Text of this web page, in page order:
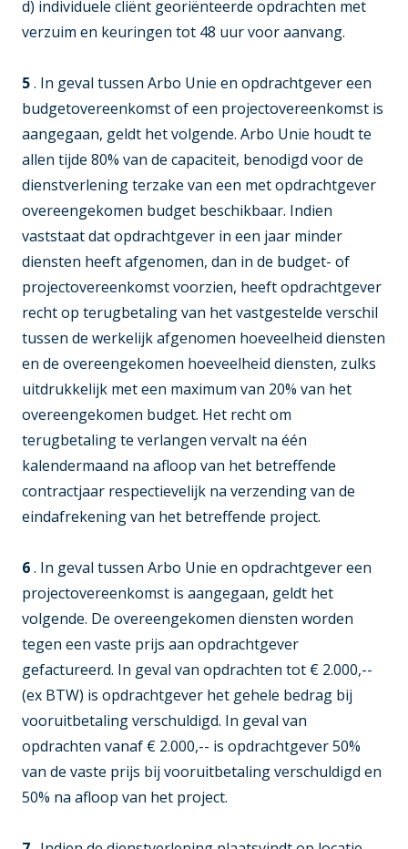
d) individuele cliënt georiënteerde opdrachten met
verzuim en keuringen tot 48 uur voor aanvang.
5. In geval tussen Arbo Unie en opdrachtgever een
budgetovereenkomst of een projectovereenkomst is
aangegaan, geldt het volgende. Arbo Unie houdt te
allen tijde 80% van de capaciteit, benodigd voor de
dienstverlening terzake van een met opdrachtgever
overeengekomen budget beschikbaar. Indien
vaststaat dat opdrachtgever in een jaar minder
diensten heeft afgenomen, dan in de budget- of
projectovereenkomst voorzien, heeft opdrachtgever
recht op terugbetaling van het vastgestelde verschil
tussen de werkelijk afgenomen hoeveelheid diensten
en de overeengekomen hoeveelheid diensten, zulks
uitdrukkelijk met een maximum van 20% van het
overeengekomen budget. Het recht om
terugbetaling te verlangen vervalt na één
kalendermaand na afloop van het betreffende
contractjaar respectievelijk na verzending van de
eindafrekening van het betreffende project.
6. In geval tussen Arbo Unie en opdrachtgever een
projectovereenkomst is aangegaan, geldt het
volgende. De overeengekomen diensten worden
tegen een vaste prijs aan opdrachtgever
gefactureerd. In geval van opdrachten tot € 2.000,--
(ex BTW) is opdrachtgever het gehele bedrag bij
vooruitbetaling verschuldigd. In geval van
opdrachten vanaf € 2.000,-- is opdrachtgever 50%
van de vaste prijs bij vooruitbetaling verschuldigd en
50% na afloop van het project.